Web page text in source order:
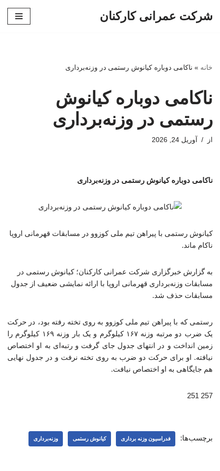
شرکت عمرانی کارکنان
خانه » ناکامی دوباره کیانوش رستمی در وزنه‌برداری
ناکامی دوباره کیانوش
رستمی در وزنه‌برداری
از آوریل 24, 2026
ناکامی دوباره کیانوش رستمی در وزنه‌برداری
کیانوش رستمی با پیراهن تیم ملی کوزوو در مسابقات قهرمانی اروپا
ناکام ماند.
به گزارش خبرگزاری شرکت عمرانی کارکنان؛ کیانوش رستمی در
مسابقات وزنه‌برداری قهرمانی اروپا با ارائه نمایشی ضعیف از جدول
مسابقات حذف شد.
رستمی که با پیراهن تیم ملی کوزوو به روی تخته رفته بود، در حرکت
یک ضرب دو مرتبه وزنه ۱۶۷ کیلوگرم و یک بار وزنه ۱۶۹ کیلوگرم را
زمین انداخت و در انتهای جدول جای گرفت و رتبه‌ای به او اختصاص
نیافته. او برای حرکت دو ضرب به روی تخته نرفت و در جدول نهایی
هم جایگاهی به او اختصاص نیافت.
257 251
برچسب‌ها: فدراسیون وزنه برداری کیانوش رستمی وزنه‌برداری